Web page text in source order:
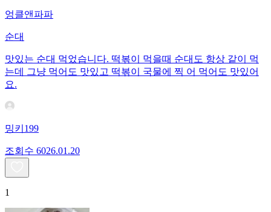
엉클앤파파
순대
맛있는 순대 먹었습니다. 떡볶이 먹을때 순대도 항상 같이 먹
는데 그냥 먹어도 맛있고 떡볶이 국물에 찍 어 먹어도 맛있어
요.
밍키199
조회수 6026.01.20
1